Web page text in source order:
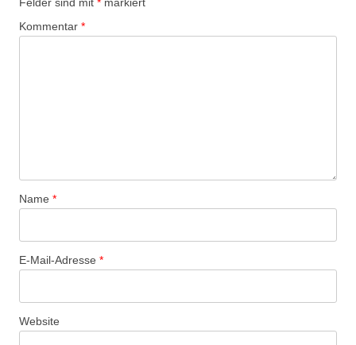
Kommentar *
Name *
E-Mail-Adresse *
Website